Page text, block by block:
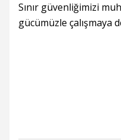
Sınır güvenliğimizi
gücümüzle çalışmaya